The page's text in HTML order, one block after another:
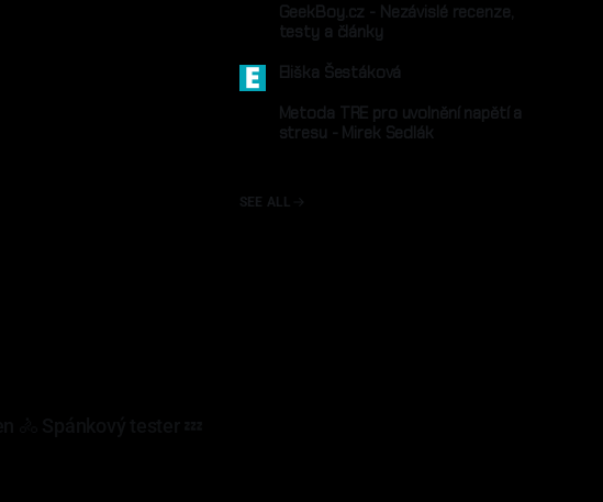
GeekBoy.cz - Nezávislé recenze,
testy a články
Eliška Šestáková
Metoda TRE pro uvolnění napětí a
stresu - Mirek Sedlák
SEE ALL